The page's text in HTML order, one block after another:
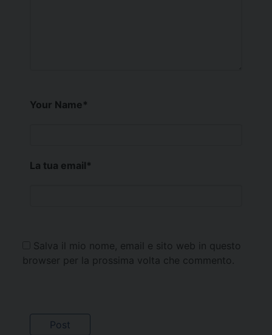
Your Name*
La tua email*
Salva il mio nome, email e sito web in questo
browser per la prossima volta che commento.